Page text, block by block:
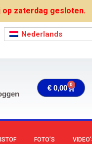
op zaterdag gesloten.
Nederlands
€ 0,00 0
FOTO’S